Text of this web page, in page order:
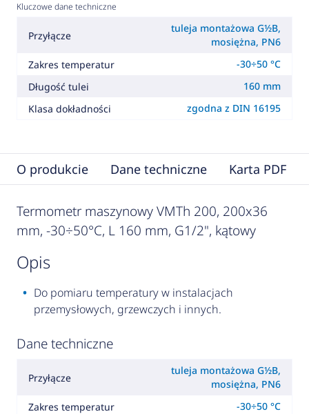
Kluczowe dane techniczne
Przyłącze
tuleja montażowa G½B,
mosiężna, PN6
Zakres temperatur
-30÷50 °C
Długość tulei
160 mm
Klasa dokładności
zgodna z DIN 16195
O produkcie Dane techniczne Karta PDF
Termometr maszynowy VMTh 200, 200x36
mm, -30÷50°C, L 160 mm, G1/2", kątowy
opis
Do pomiaru temperatury w instalacjach
przemysłowych, grzewczych i innych.
Dane techniczne
Przyłącze
tuleja montażowa G½B,
mosiężna, PN6
Zakres temperatur
-30÷50 °C